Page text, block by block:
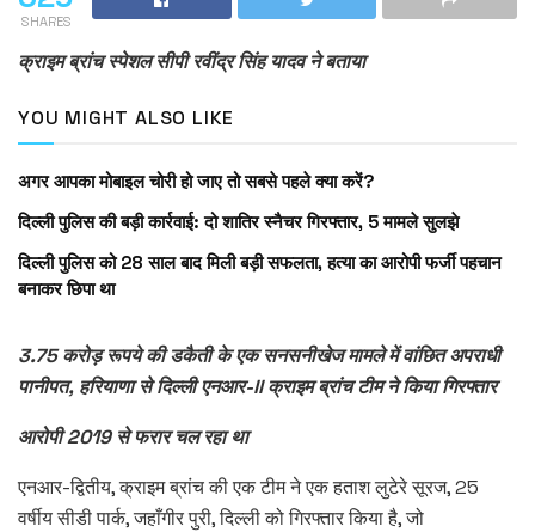
SHARES
क्राइम ब्रांच स्पेशल सीपी रवींद्र सिंह यादव ने बताया
YOU MIGHT ALSO LIKE
अगर आपका मोबाइल चोरी हो जाए तो सबसे पहले क्या करें?
दिल्ली पुलिस की बड़ी कार्रवाई: दो शातिर स्नैचर गिरफ्तार, 5 मामले सुलझे
दिल्ली पुलिस को 28 साल बाद मिली बड़ी सफलता, हत्या का आरोपी फर्जी पहचान
बनाकर छिपा था
3.75 करोड़ रूपये की डकैती के एक सनसनीखेज मामले में वांछित अपराधी
पानीपत, हरियाणा से दिल्ली एनआर-II क्राइम ब्रांच टीम ने किया गिरफ्तार
आरोपी 2019 से फरार चल रहा था
एनआर-द्वितीय, क्राइम ब्रांच की एक टीम ने एक हताश लुटेरे सूरज, 25
वर्षीय सीडी पार्क, जहाँगीर पुरी, दिल्ली को गिरफ्तार किया है, जो